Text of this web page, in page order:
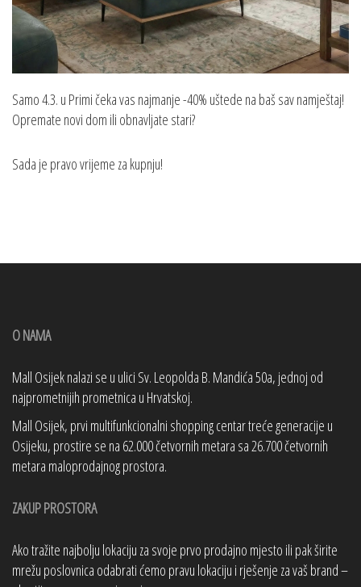
Samo 4.3. u Primi čeka vas najmanje -40% uštede na baš sav namještaj!
Opremate novi dom ili obnavljate stari?
Sada je pravo vrijeme za kupnju!
O NAMA
Mall Osijek nalazi se u ulici Sv. Leopolda B. Mandića 50a, jednoj od
najprometnijih prometnica u Hrvatskoj.
Mall Osijek, prvi multifunkcionalni shopping centar treće generacije u
Osijeku, prostire se na 62.000 četvornih metara sa 26.700 četvornih
metara maloprodajnog prostora.
ZAKUP PROSTORA
Ako tražite najbolju lokaciju za svoje prvo prodajno mjesto ili pak širite
mrežu poslovnica odabrati ćemo pravu lokaciju i rješenje za vaš brand –